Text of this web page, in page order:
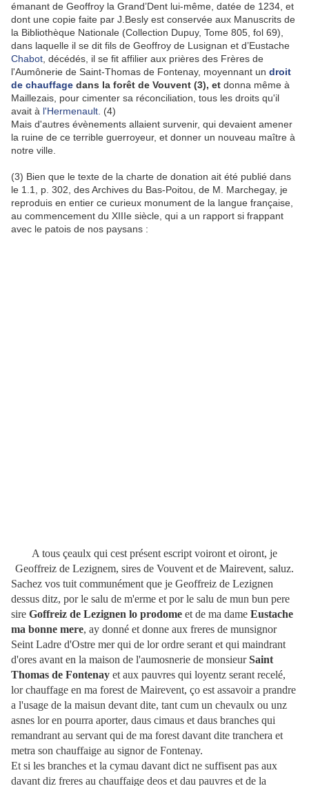
émanant de Geoffroy la Grand’Dent lui-même, datée de 1234, et
dont une copie faite par J.Besly est conservée aux Manuscrits de
la Bibliothèque Nationale (Collection Dupuy, Tome 805, fol 69),
dans laquelle il se dit fils de Geoffroy de Lusignan et d’Eustache
Chabot , décédés, il se fit affilier aux prières des Frères de
l'Aumônerie de Saint-Thomas de Fontenay, moyennant un droit
de chauffage dans la forêt de Vouvent (3), et donna même à
Maillezais, pour cimenter sa réconciliation, tous les droits qu'il
avait à l'Hermenault. (4)
Mais d'autres évènements allaient survenir, qui devaient amener
la ruine de ce terrible guerroyeur, et donner un nouveau maître à
notre ville.
(3) Bien que le texte de la charte de donation ait été publié dans
le 1.1, p. 302, des Archives du Bas-Poitou, de M. Marchegay, je
reproduis en entier ce curieux monument de la langue française,
au commencement du XIIIe siècle, qui a un rapport si frappant
avec le patois de nos paysans :
A tous çeaulx qui cest présent escript voiront et oiront, je
Geoffreiz de Lezignem, sires de Vouvent et de Mairevent, saluz.
Sachez vos tuit communément que je Geoffreiz de Lezignen
dessus ditz, por le salu de m'erme et por le salu de mun bun pere
sire Goffreiz de Lezignen lo prodome et de ma dame Eustache
ma bonne mere, ay donné et donne aux freres de munsignor
Seint Ladre d'Ostre mer qui de lor ordre serant et qui maindrant
d'ores avant en la maison de l'aumosnerie de monsieurSaint
Thomas de Fontenay et aux pauvres qui loyentz serant recelé,
lor chauffage en ma forest de Mairevent, ço est assavoir a prandre
a l'usage de la maisun devant dite, tant cum un chevaulx ou unz
asnes lor en pourra aporter, daus cimaus et daus branches qui
remandrant au servant qui de ma forest davant dite tranchera et
metra son chauffaige au signor de Fontenay.
Et si les branches et la cymau davant dict ne suffisent pas aux
davant diz freres au chauffaige deos et dau pauvres et de la